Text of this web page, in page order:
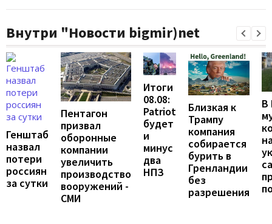
Внутри "Новости bigmir)net
Генштаб
назвал
потери
россиян
за сутки
Пентагон
призвал
оборонные
компании
увеличить
производство
вооружений -
СМИ
Итоги
08.08:
Patriot
будет
и
минус
два
НПЗ
Близкая к
Трампу
компания
собирается
бурить в
Гренландии
без
разрешения
В